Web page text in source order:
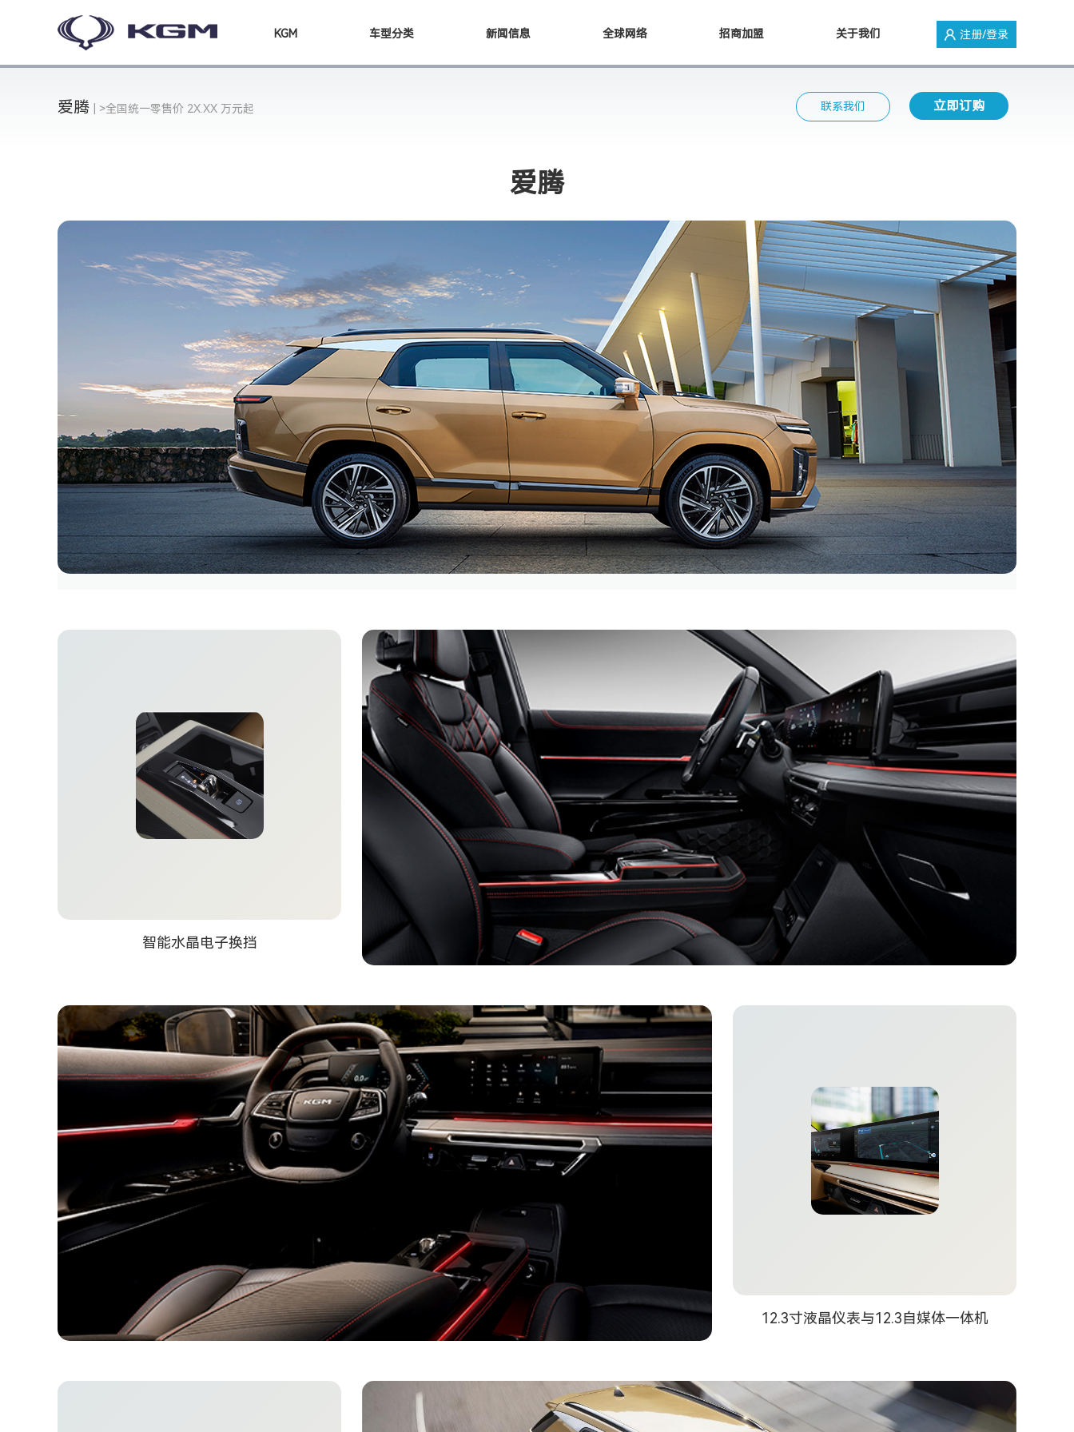
KGM 车型分类 新闻信息 全球网络 招商加盟 关于我们 注册/登录
爱腾 | >全国统一零售价 2X.XX 万元起 联系我们 立即订购
爱腾
智能水晶电子换挡
12.3寸液晶仪表与12.3自媒体一体机